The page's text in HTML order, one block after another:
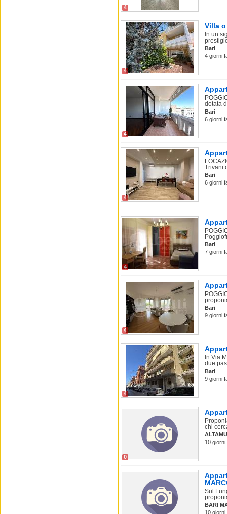
4
4
Villa
In un
Bari
4 giorni
4
dotata
Bari
6 giorni
4
Trivani
Bari
6 giorni
4
Bari
7 giorni
4
Bari
9 giorni
4
In Via
due
Bari
9 giorni
0
chi
10
Sul
BARI
10